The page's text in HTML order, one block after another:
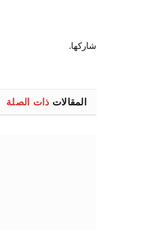
شاركها.
المقالات ذات الصلة